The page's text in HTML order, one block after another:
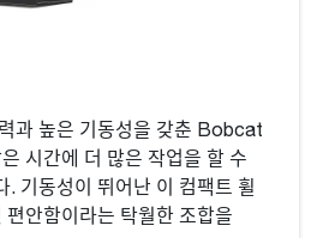
과 높은 기동성을 갖춘 Bobcat
시간에 더 많은 작업을 할 수
. 기동성이 뛰어난 이 컴팩트 휠
안함이라는 탁월한 조합을